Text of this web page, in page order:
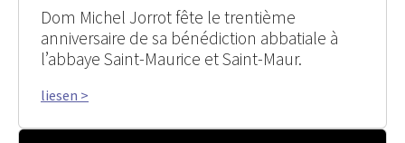
Dom Michel Jorrot fête le trentième
anniversaire de sa bénédiction abbatiale à
l’abbaye Saint-Maurice et Saint-Maur.
liesen >